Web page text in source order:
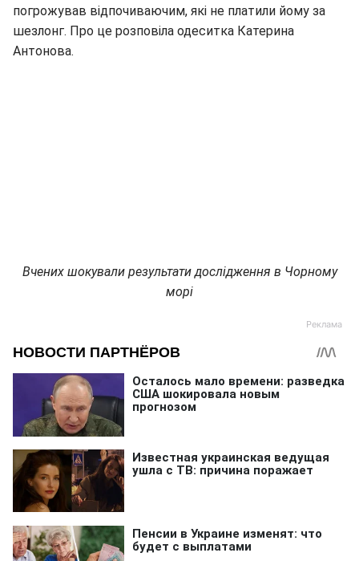
погрожував відпочиваючим, які не платили йому за
шезлонг. Про це розповіла одеситка Катерина
Антонова.
Вчених шокували результати дослідження в Чорному
морі